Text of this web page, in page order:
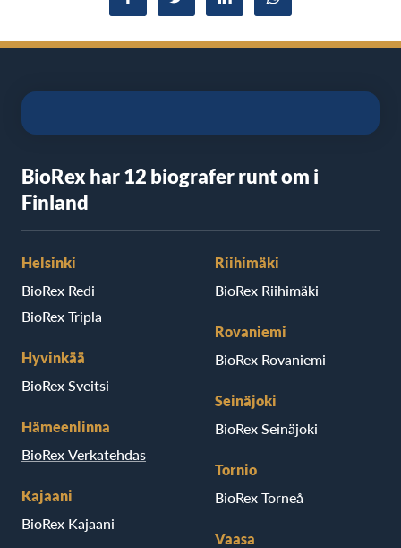
BioRex har 12 biografer runt om i
Finland
Helsinki
BioRex Redi
BioRex Tripla
Hyvinkää
BioRex Sveitsi
Hämeenlinna
BioRex Verkatehdas
Kajaani
BioRex Kajaani
Riihimäki
BioRex Riihimäki
Rovaniemi
BioRex Rovaniemi
Seinäjoki
BioRex Seinäjoki
Tornio
BioRex Torneå
Vaasa